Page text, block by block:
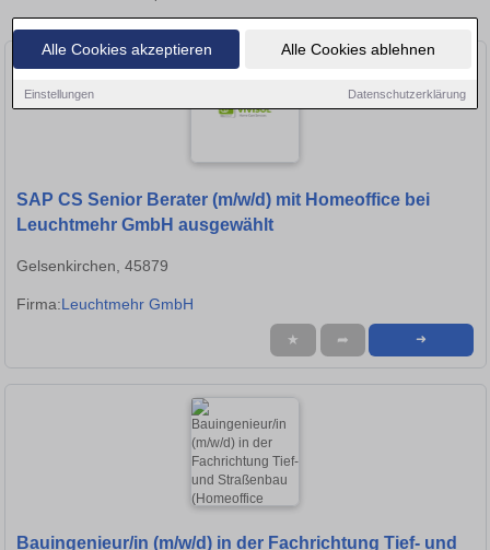
Alle Cookies akzeptieren Alle Cookies ablehnen
Einstellungen Datenschutzerklärung
SAP CS Senior Berater (m/w/d) mit Homeoffice bei
Leuchtmehr GmbH ausgewählt
Gelsenkirchen, 45879
Firma:Leuchtmehr GmbH
★ ➦ ➜
Bauingenieur/in (m/w/d) in der Fachrichtung Tief- und